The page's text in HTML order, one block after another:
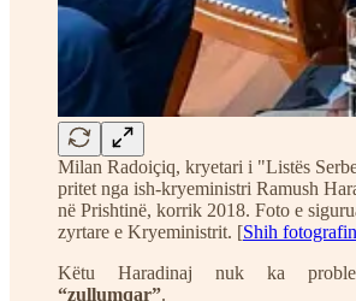
Milan Radoiçiq, kryetari i "Listës
pritet nga ish-kryeministri Ramush
në Prishtinë, korrik 2018. Foto e
zyrtare e Kryeministrit. [Shih
Këtu Haradinaj nuk ka
“zullumqar”.